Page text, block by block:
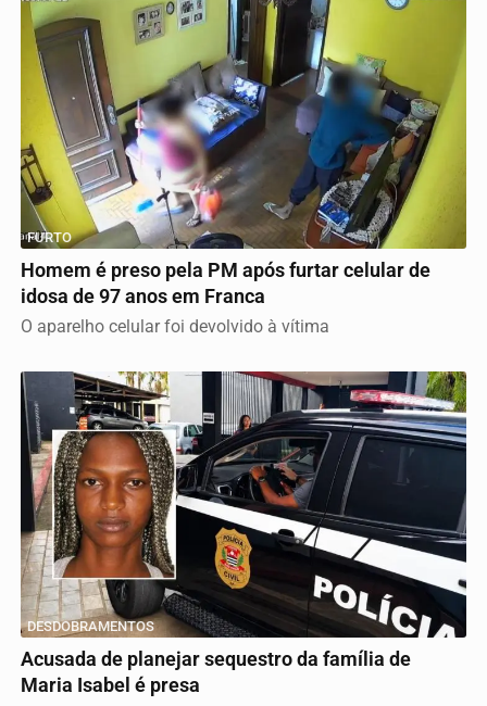
FURTO
Homem é preso pela PM após furtar celular de
idosa de 97 anos em Franca
O aparelho celular foi devolvido à vítima
DESDOBRAMENTOS
Acusada de planejar sequestro da família de
Maria Isabel é presa